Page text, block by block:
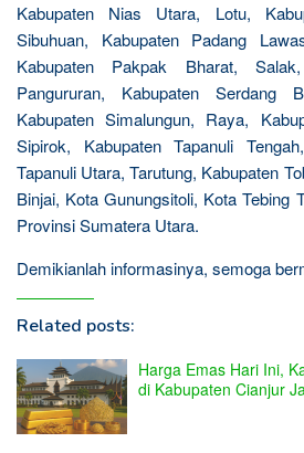
Kabupaten Nias Utara, Lotu,
Sibuhuan, Kabupaten Padang
Kabupaten Pakpak Bharat,
Pangururan, Kabupaten Serdang
Kabupaten Simalungun, Raya,
Sipirok, Kabupaten Tapanuli
Tapanuli Utara, Tarutung, Kabupaten
Binjai, Kota Gunungsitoli, Kota Tebing
Provinsi Sumatera Utara.
Demikianlah informasinya, semoga
Related posts:
Harga Emas Hari Ini,
di Kabupaten Cianjur